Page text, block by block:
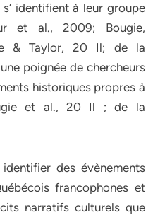
identifient à leur groupe
et al., 2009; Bougie,
& Taylor, 20 Il; de la
poignée de chercheurs
historiques propres à
et al., 20 Il ; de la
des évènements
francophones et
narratifs culturels que